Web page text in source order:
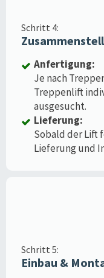
Schritt 4:
Anfertigung:
Je nach
Treppenlift
ausgesucht.
Lieferung:
Sobald der Lift
Lieferung und
Schritt 5:
Einbau &